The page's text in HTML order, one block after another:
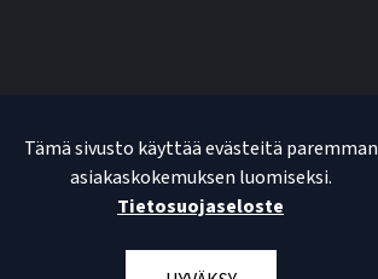
Tämä sivusto käyttää evästeitä paremman
asiakaskokemuksen luomiseksi.
Tietosuojaseloste